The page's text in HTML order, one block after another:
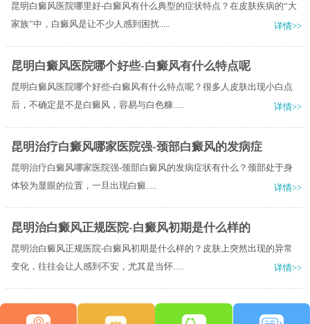
昆明白癜风医院哪里好-白癜风有什么典型的症状特点？在皮肤疾病的“大
家族”中，白癜风是让不少人感到困扰.....
详情>>
昆明白癜风医院哪个好些-白癜风有什么特点呢
昆明白癜风医院哪个好些-白癜风有什么特点呢？很多人皮肤出现小白点
后，不确定是不是白癜风，容易与白色糠.....
详情>>
昆明治疗白癜风哪家医院强-颈部白癜风的发病症
昆明治疗白癜风哪家医院强-颈部白癜风的发病症状有什么？​颈部处于身
体较为显眼的位置，一旦出现白癜.....
详情>>
昆明治白癜风正规医院-白癜风初期是什么样的
昆明治白癜风正规医院-白癜风初期是什么样的？皮肤上突然出现的异常
变化，往往会让人感到不安，尤其是当怀.....
详情>>